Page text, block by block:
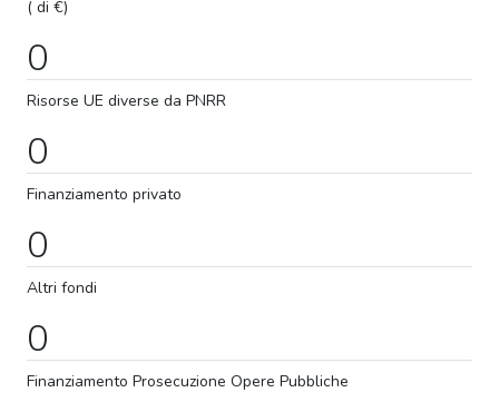
( di €)
0
Risorse UE diverse da PNRR
0
Finanziamento privato
0
Altri fondi
0
Finanziamento Prosecuzione Opere Pubbliche